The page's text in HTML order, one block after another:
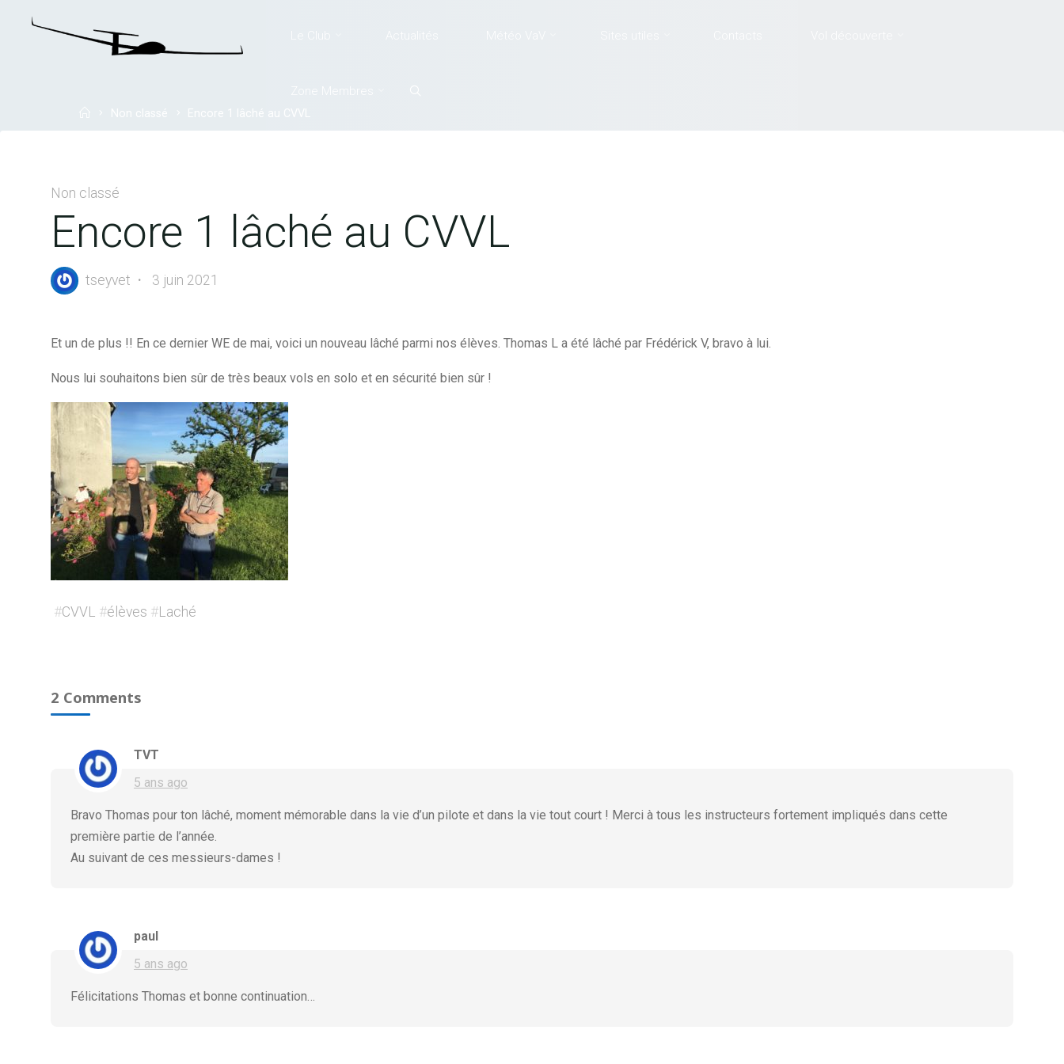
CORBAS
Le Club
Zone Membres
HomeNon classé Encore 1 lâché au CVVL
Non classé
Encore 1 lâché au CVVL
tseyvet 3 juin 2021
Et un de plus !! En ce dernier WE de mai, voici un nouveau lâché parmi nos élèves. Thomas L a été lâché par Frédérick V, bravo à lui.
Nous lui souhaitons bien sûr de très beaux vols en solo et en sécurité bien sûr !
#CVVL #élèves #Laché
2 Comments
TVT
5 ans ago
Bravo Thomas pour ton lâché, moment mémorable dans la vie d’un pilote et dans la vie tout court ! Merci à tous les instructeurs fortement impliqués dans cette
première partie de l’année.
Au suivant de ces messieurs-dames !
paul
5 ans ago
Félicitations Thomas et bonne continuation…